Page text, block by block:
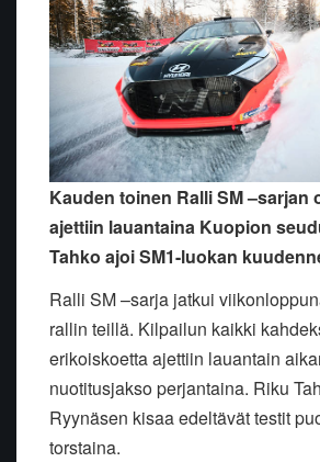
Kauden toinen Ralli SM –sarjan
ajettiin lauantaina Kuopion
Tahko ajoi SM1-luokan
Ralli SM –sarja jatkui
rallin teillä. Kilpailun kaikki
erikoiskoetta ajettiin lauantain
nuotitusjakso perjantaina. Riku
Ryynäsen kisaa edeltävät testit
torstaina.